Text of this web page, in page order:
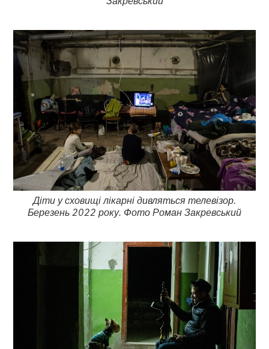
Діти у сховищі лікарні дивляться телевізор.
Березень 2022 року. Фото Роман Закревський